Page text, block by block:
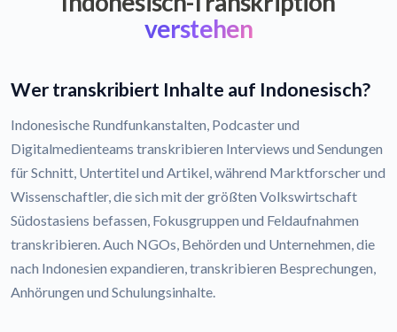
verstehen
Wer transkribiert Inhalte auf Indonesisch?
Indonesische Rundfunkanstalten, Podcaster und
Digitalmedienteams transkribieren Interviews und Sendungen
für Schnitt, Untertitel und Artikel, während Marktforscher und
Wissenschaftler, die sich mit der größten Volkswirtschaft
Südostasiens befassen, Fokusgruppen und Feldaufnahmen
transkribieren. Auch NGOs, Behörden und Unternehmen, die
nach Indonesien expandieren, transkribieren Besprechungen,
Anhörungen und Schulungsinhalte.